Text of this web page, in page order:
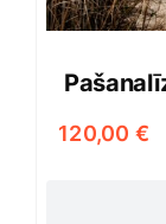
120,00 €